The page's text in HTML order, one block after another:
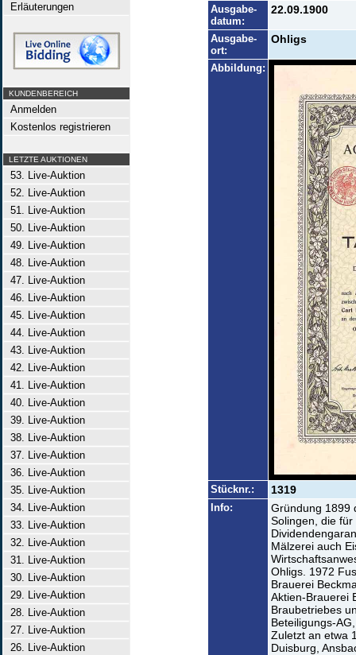
Erläuterungen
KUNDENBEREICH
Anmelden
Kostenlos registrieren
LETZTE AUKTIONEN
53. Live-Auktion
52. Live-Auktion
51. Live-Auktion
50. Live-Auktion
49. Live-Auktion
48. Live-Auktion
47. Live-Auktion
46. Live-Auktion
45. Live-Auktion
44. Live-Auktion
43. Live-Auktion
42. Live-Auktion
41. Live-Auktion
40. Live-Auktion
39. Live-Auktion
38. Live-Auktion
37. Live-Auktion
36. Live-Auktion
35. Live-Auktion
34. Live-Auktion
33. Live-Auktion
32. Live-Auktion
31. Live-Auktion
30. Live-Auktion
29. Live-Auktion
28. Live-Auktion
27. Live-Auktion
26. Live-Auktion
Ausgabe-
datum:
22.09.1900
Ausgabe-
ort:
Ohligs
Abbildung:
Stücknr.: 1319
Info:
Gründung 1899
Solingen, die
Mälzerei auch
Ohligs. 1972
Brauerei
Aktien-Brauerei
Braubetriebes
Beteiligungs-
Zuletzt an etwa
Duisburg,